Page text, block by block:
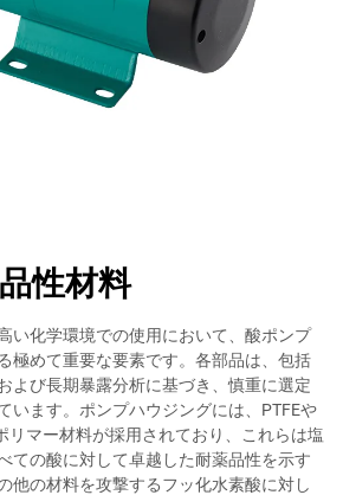
性材料
い化学環境での使用において、酸ポンプ
極めて重要な要素です。各部品は、包括
よび長期暴露分析に基づき、慎重に選定
います。ポンプハウジングには、PTFEや
リマー材料が採用されており、これらは塩
ての酸に対して卓越した耐薬品性を示す
他の材料を攻撃するフッ化水素酸に対し